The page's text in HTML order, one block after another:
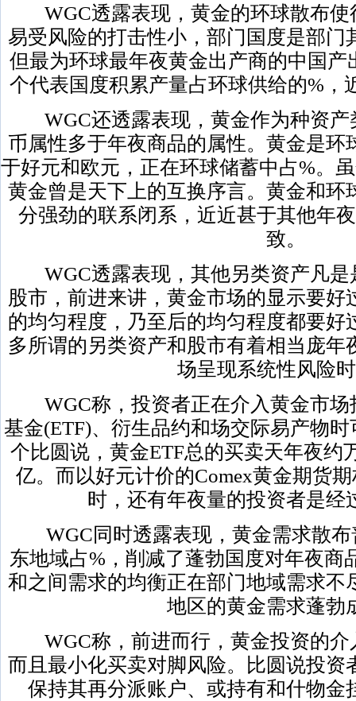
WGC透露表现，黄金的环球散布使
易受风险的打击性小，部门国度是部门
但最为环球最年夜黄金出产商的中国产
个代表国度积累产量占环球供给的%，
WGC还透露表现，黄金作为种资产
币属性多于年夜商品的属性。黄金是环
于好元和欧元，正在环球储蓄中占%。
黄金曾是天下上的互换序言。黄金和环
分强劲的联系闭系，近近甚于其他年
致。
WGC透露表现，其他另类资产凡是
股市，前进来讲，黄金市场的显示要好
的均匀程度，乃至后的均匀程度都要好
多所谓的另类资产和股市有着相当庞年
场呈现系统性风险
WGC称，投资者正在介入黄金市
基金(ETF)、衍生品约和场交际易产物
个比圆说，黄金ETF总的买卖天年夜约
亿。而以好元计价的Comex黄金期货
时，还有年夜量的投资者是经
WGC同时透露表现，黄金需求散布
东地域占%，削减了蓬勃国度对年夜商
和之间需求的均衡正在部门地域需求不
地区的黄金需求蓬勃
WGC称，前进而行，黄金投资的介
而且最小化买卖对脚风险。比圆说投资
保持其再分派账户、或持有和什物金